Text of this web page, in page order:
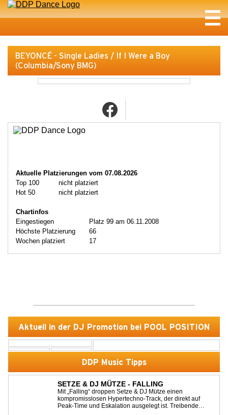
Aktuell in der DJ Promotion bei POOL POSITION
DDP Music Tipps
SETZE & DJ MÜTZE - FALLING
Mit „Falling“ droppen Setze & DJ Mütze einen
kompromisslosen Hypertechno-Track, der direkt auf
Peak-Time und Eskalation ausgelegt ist. Treibende
BEYONCÉ - Single Ladies / If I Were a Boy
(Columbia/Sony BMG)
Aktuelle Platzierungen vom 07.08.2026
Top 100
nicht platziert
Hot 50
nicht platziert
Chartinfos
Eingestiegen
Platz 99 am 06.11.2008
Höchste Platzierung
66
Wochen platziert
17